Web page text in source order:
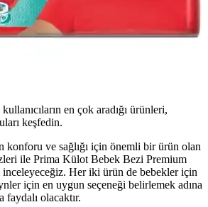
en çok aradığı ürünleri,
keşfedin.
konforu ve sağlığı için önemli bir ürün olan
ile Prima Külot Bebek Bezi Premium
inceleyeceğiz. Her iki ürün de bebekler için
için en uygun seçeneği belirlemek adına
faydalı olacaktır.